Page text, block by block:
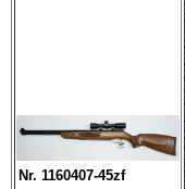
Nr. 1160407-45zf